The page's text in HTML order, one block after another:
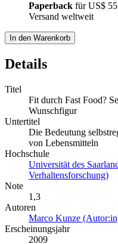
Paperback fürUS$
Versand weltweit
In den Warenkorb
Details
Titel
Fit durch Fast Food?
Wunschfigur
Untertitel
Die Bedeutung
von Lebensmitteln
Hochschule
Universität des
Verhaltensforschung)
Note
1,3
Autoren
Marco Kunze
Erscheinungsjahr
2009